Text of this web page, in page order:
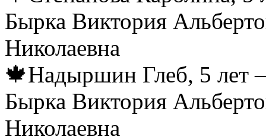
Бырка Виктория
Николаевна
🍁Надыршин Глеб, 5 лет
Бырка Виктория
Николаевна